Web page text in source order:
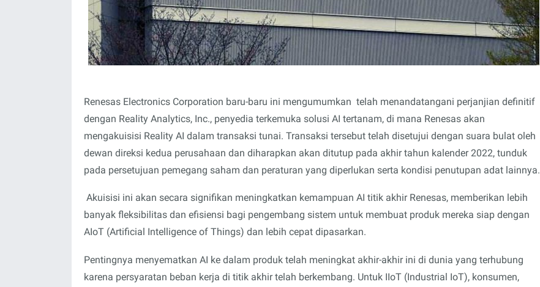
Renesas Electronics Corporation baru-baru ini mengumumkan telah menandatangani perjanjian definitif
dengan Reality Analytics, Inc., penyedia terkemuka solusi AI tertanam, di mana Renesas akan
mengakuisisi Reality AI dalam transaksi tunai. Transaksi tersebut telah disetujui dengan suara bulat oleh
dewan direksi kedua perusahaan dan diharapkan akan ditutup pada akhir tahun kalender 2022, tunduk
pada persetujuan pemegang saham dan peraturan yang diperlukan serta kondisi penutupan adat lainnya.
Akuisisi ini akan secara signifikan meningkatkan kemampuan AI titik akhir Renesas, memberikan lebih
banyak fleksibilitas dan efisiensi bagi pengembang sistem untuk membuat produk mereka siap dengan
AIoT (Artificial Intelligence of Things) dan lebih cepat dipasarkan.
Pentingnya menyematkan AI ke dalam produk telah meningkat akhir-akhir ini di dunia yang terhubung
karena persyaratan beban kerja di titik akhir telah berkembang. Untuk IIoT (Industrial IoT), konsumen,